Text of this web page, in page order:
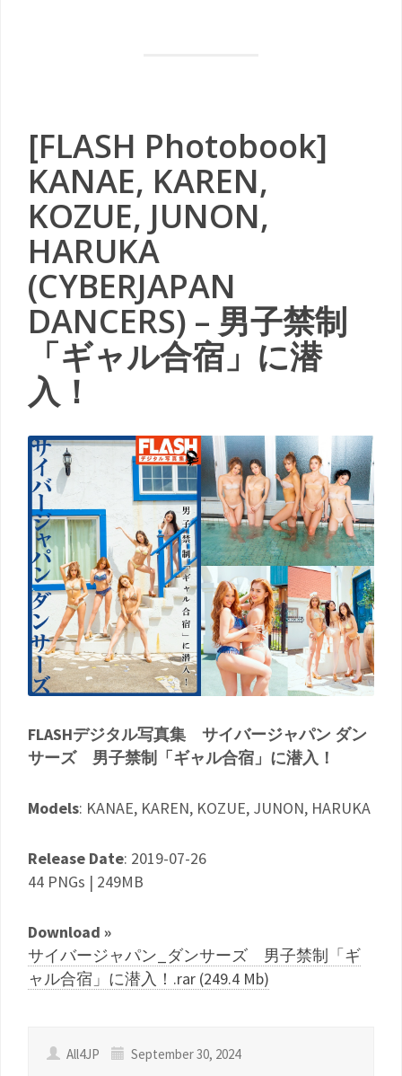
[FLASH Photobook]
KANAE, KAREN,
KOZUE, JUNON,
HARUKA
(CYBERJAPAN
DANCERS) – 男子禁制
「ギャル合宿」に潜
入！
FLASHデジタル写真集 サイバージャパン ダン
サーズ 男子禁制「ギャル合宿」に潜入！
Models: KANAE, KAREN, KOZUE, JUNON, HARUKA
Release Date: 2019-07-26
44 PNGs | 249MB
Download »
サイバージャパン_ダンサーズ 男子禁制「ギ
ャル合宿」に潜入！.rar (249.4 Mb)
All4JP
September 30, 2024